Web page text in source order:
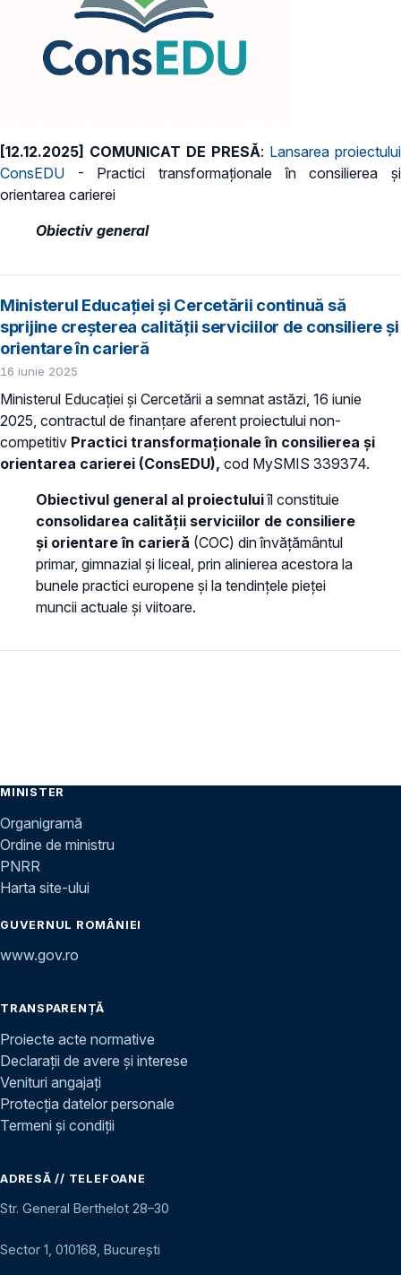
[12.12.2025] COMUNICAT DE PRESĂ: Lansarea proiectului
ConsEDU - Practici transformaționale în consilierea și
orientarea carierei
Obiectiv general
Ministerul Educației și Cercetării continuă să
sprijine creșterea calității serviciilor de consiliere și
orientare în carieră
16 iunie 2025
Ministerul Educației și Cercetării a semnat astăzi, 16 iunie
2025, contractul de finanțare aferent proiectului non-
competitiv Practici transformaționale în consilierea și
orientarea carierei (ConsEDU), cod MySMIS 339374.
Obiectivul general al proiectuluiîl constituie
consolidarea calității serviciilor de consiliere
și orientare în carieră (COC) din învățământul
primar, gimnazial și liceal, prin alinierea acestora la
bunele practici europene și la tendințele pieței
muncii actuale și viitoare.
MINISTER
Organigramă
Ordine de ministru
PNRR
Harta site-ului
GUVERNUL ROMÂNIEI
www.gov.ro
TRANSPARENȚĂ
Proiecte acte normative
Declarații de avere și interese
Venituri angajați
Protecția datelor personale
Termeni și condiții
ADRESĂ // TELEFOANE
Str. General Berthelot 28–30
Sector 1, 010168, București